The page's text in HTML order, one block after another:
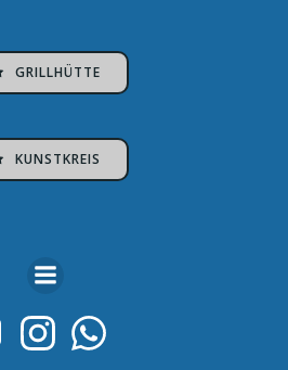
GRILLHÜTTE
KUNSTKREIS